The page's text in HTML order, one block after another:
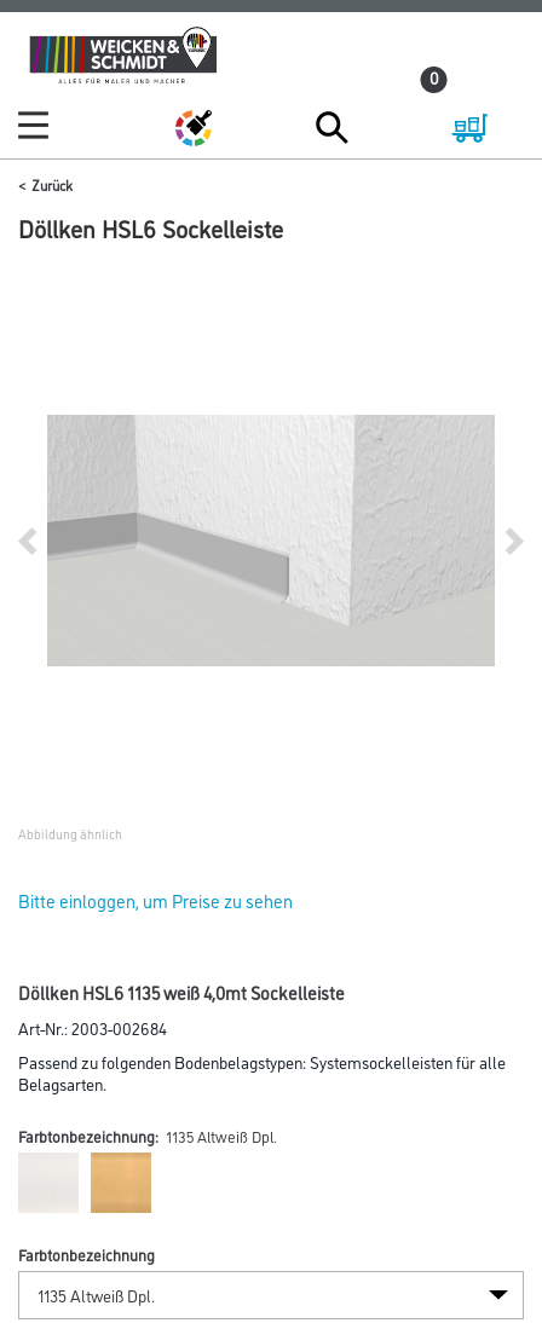
Zum
Inhalt
Zum
Navigationsmenü
0
Zurück
Döllken HSL6 Sockelleiste
Abbildung ähnlich
Bitte einloggen, um Preise zu sehen
Döllken HSL6 1135 weiß 4,0mt Sockelleiste
Art-Nr.:2003-002684
Passend zu folgenden Bodenbelagstypen: Systemsockelleisten für alle
Belagsarten.
Farbtonbezeichnung: 1135 Altweiß Dpl.
Farbtonbezeichnung